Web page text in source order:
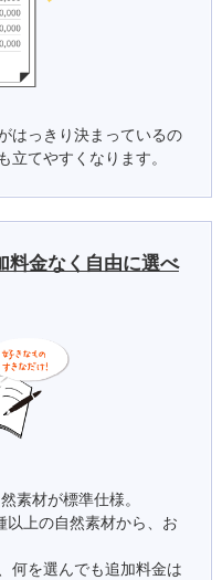
はっきり決まっているの
立てやすくなります。
料金なく自由に選べ
素材が標準仕様。
以上の自然素材から、お
何を選んでも追加料金は